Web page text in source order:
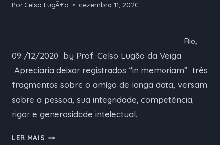
Por Celso LugÃ£o dezembro 11, 2020
Rio,
09 /12/2020 by Prof. Celso Lugão da Veiga
Apreciaria deixar registrados “in memoriam” três
fragmentos sobre o amigo de longa data, versam
sobre a pessoa, sua integridade, competência,
rigor e generosidade intelectual.
LER MAIS TRIBUTO